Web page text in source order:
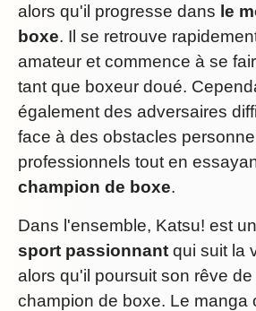
alors qu'il progresse dans le
boxe. Il se retrouve
amateur et commence à se
tant que boxeur doué.
également des adversaires
face à des obstacles
professionnels tout en
champion de boxe.
Dans l'ensemble, Katsu! est un
sport passionnant qui suit la
alors qu'il poursuit son rêve
champion de boxe. Le manga